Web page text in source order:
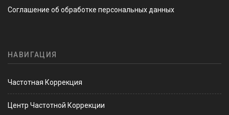
Соглашение об обработке персональных данных
НАВИГАЦИЯ
Частотная Коррекция
Центр Частотной Коррекции